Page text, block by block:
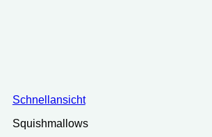
Schnellansicht
Squishmallows